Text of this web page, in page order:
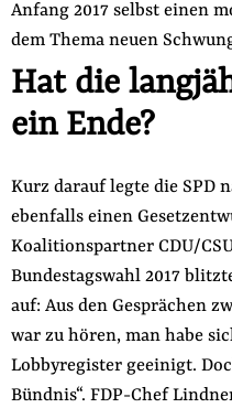
Anfang 2017 selbst einen
dem Thema neuen
Hat die
ein Ende?
Kurz darauf legte die SPD
ebenfalls einen
Koalitionspartner CDU/
Bundestagswahl 2017
auf: Aus den Gesprächen
war zu hören, man habe
Lobbyregister geeinigt.
Bündnis“. FDP-Chef